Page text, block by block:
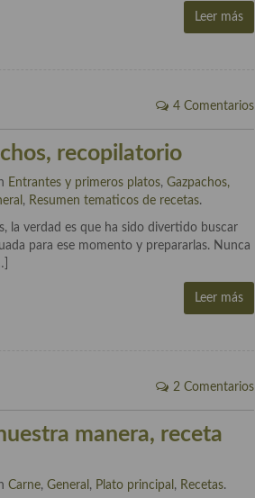
Leer más
4 Comentarios
recopilatorio
Entrantes y primeros platos,Gazpachos,
, Resumen tematicos de recetas.
la verdad es que ha sido divertido buscar
para ese momento y prepararlas. Nunca
Leer más
2 Comentarios
manera, receta
Carne,General , Plato principal , Recetas.